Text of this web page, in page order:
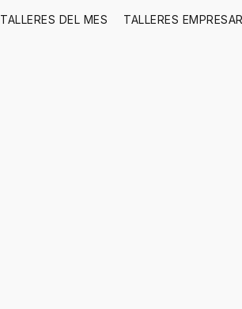
TALLERES DEL MES TALLERES